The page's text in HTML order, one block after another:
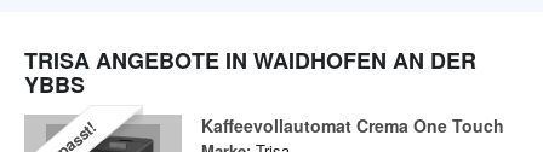
TRISA ANGEBOTE IN WAIDHOFEN AN DER
YBBS
Kaffeevollautomat Crema One Touch